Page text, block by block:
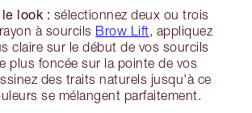
look : sélectionnez deux ou trois
à sourcils Brow Lift, appliquez
claire sur le début de vos sourcils
plus foncée sur la pointe de vos
des traits naturels jusqu'à ce
se mélangent parfaitement.